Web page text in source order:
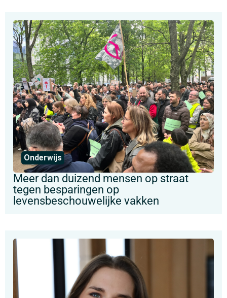
Onderwijs
Meer dan duizend mensen op straat
tegen besparingen op
levensbeschouwelijke vakken